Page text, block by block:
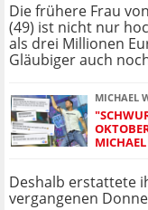
Die frühere Frau
(49) ist nicht nur
als drei Millionen
Gläubiger auch
MICHAEL
Deshalb erstattete
vergangenen